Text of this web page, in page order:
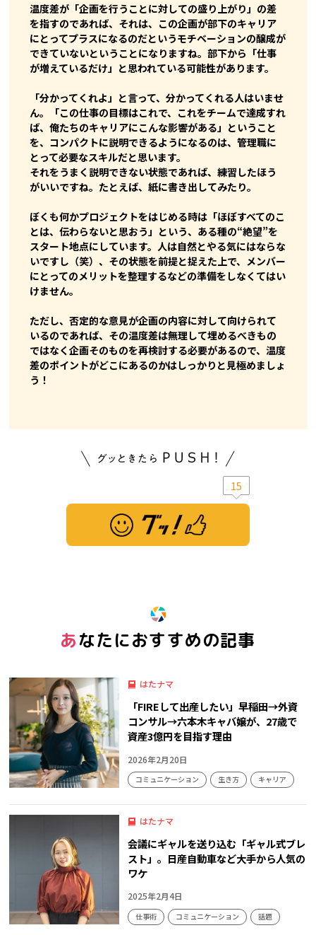
温度差が「企画を行うことに対しての盛り上がり」の差
を指すのであれば、それは、この企画が部下のキャリア
にとってプラスになるのだというモチベーションの醸成が
できていないということになりますね。部下から「仕事
が増えているだけ」と思われている可能性があります。
「分かってくれよ」と言って、分かってくれる人はいませ
ん。「この仕事の目標はこれで、これをチームで達成すれ
ば、俺たちのキャリアにこんな影響がある」ということ
を、コンパクトに説明できるようになるのは、管理職に
とって必要なスキルだと思います。
それをうまく説明できない状態であれば、練習したほう
がいいですね。たとえば、紙に書き出してみたり。
ぼくも何かプロジェクトをはじめる時は「ほぼすべてのこ
とは、伝わらないと思おう」という、ある種の“絶望”を
スタート地点にしています。人は自然とやる気にはならな
いですし（笑）、その状態を前提と捉えた上で、メンバー
にとってのメリットを整理するなどの準備をしなくてはい
けません。
ただし、否定的な意見が企画の内容に対して向けられて
いるのであれば、その温度差は無理して埋めるべきもの
ではなく企画そのものを再検討する必要があるので、温度
差のポイントがどこにあるのかはしっかりと見極めましょ
う！
15
あなたにおすすめの記事
はたナマ
「FIREして出産したい」早稲田→外資
コンサル→六本木キャバ嬢が、27歳で
資産3億円を目指す理由
2026年2月20日
コミュニケーション 生き方 キャリア
はたナマ
会議にギャルを送り込む「ギャル式ブレ
スト」。日産自動車など大手から人気の
ワケ
2025年2月4日
仕事術 コミュニケーション 話題